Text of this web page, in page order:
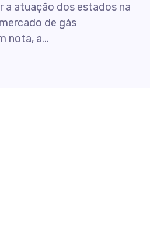
a atuação dos estados na
de gás
nota, a...